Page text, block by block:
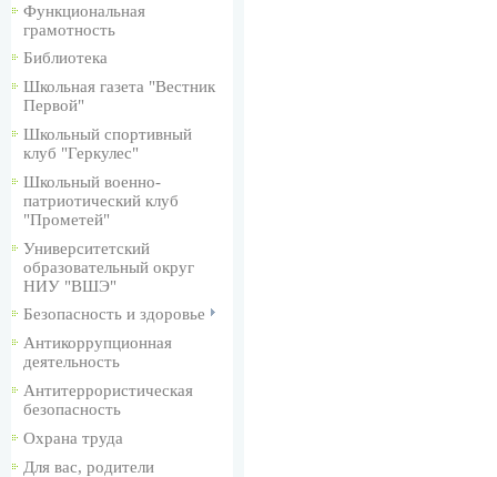
Функциональная
грамотность
Библиотека
Школьная газета "Вестник
Первой"
Школьный спортивный
клуб "Геркулес"
Школьный военно-
патриотический клуб
"Прометей"
Университетский
образовательный округ
НИУ "ВШЭ"
Безопасность и здоровье
Антикоррупционная
деятельность
Антитеррористическая
безопасность
Охрана труда
Для вас, родители